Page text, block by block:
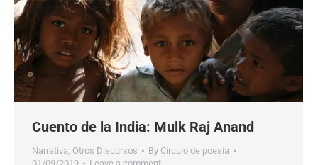
Cuento de la India: Mulk Raj Anand
Narrativa Otros Discursos By Círculo de poesía